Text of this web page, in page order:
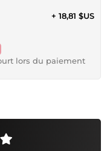
+ 18,81 $US
lors du paiement